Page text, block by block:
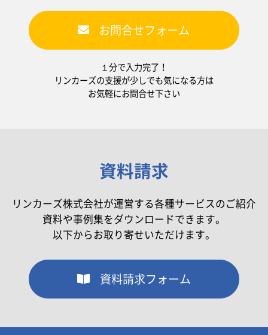
お問合せフォーム
１分で入力完了！
リンカーズの支援が少しでも気になる方は
お気軽にお問合せ下さい
資料請求
リンカーズ株式会社が運営する各種サービスのご紹介
資料や事例集をダウンロードできます。
以下からお取り寄せいただけます。
資料請求フォーム